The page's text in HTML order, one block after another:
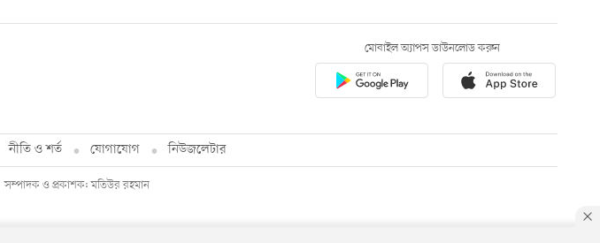
মোবাইল অ্যাপস ডাউনলোড করুন
নীতি ও শর্ত যোগাযোগ নিউজলেটার
সম্পাদক ও প্রকাশক: মতিউর রহমান